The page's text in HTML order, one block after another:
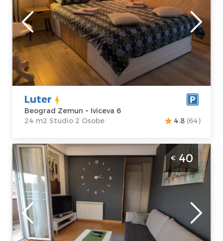
Beograd Zemun
Adresa:Iviceva 6
Cena36 €
Kvadratura :24
m2
Struktura :
Studio
Luter
Beograd Zemun ~ Iviceva 6
24 m2 Studio 2 Osobe
4.8 (64)
Dvosoban Apartman New Residence
Beograd Zemun
Beograd
Lokacija:
Beograd Zemun
Adresa:Cara
Dušana 73v
Gosti:
3
Kvadratura :41
m2
Struktura :
€ 40